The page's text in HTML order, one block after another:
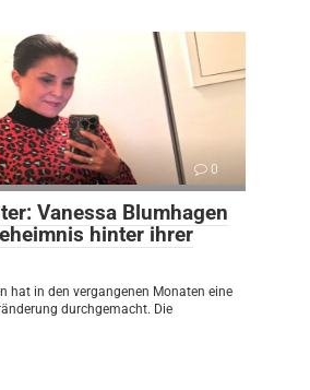
0
Vanessa Blumhagen
hinter ihrer
hat in den vergangenen Monaten eine
durchgemacht. Die